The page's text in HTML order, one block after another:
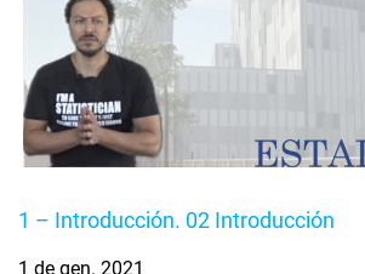
1 – Introducción. 02 Introducción
1 de gen. 2021